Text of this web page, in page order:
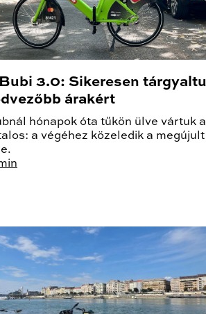
Bubi 3.0: Sikeresen
árakért
hónapok óta tűkön ülve vártuk
a végéhez közeledik a